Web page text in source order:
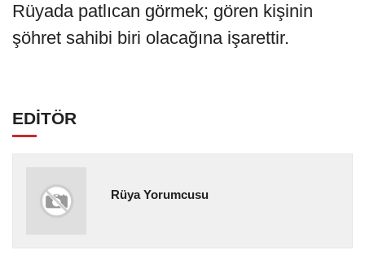
Rüyada patlıcan görmek; gören kişinin
şöhret sahibi biri olacağına işarettir.
EDİTÖR
Rüya Yorumcusu